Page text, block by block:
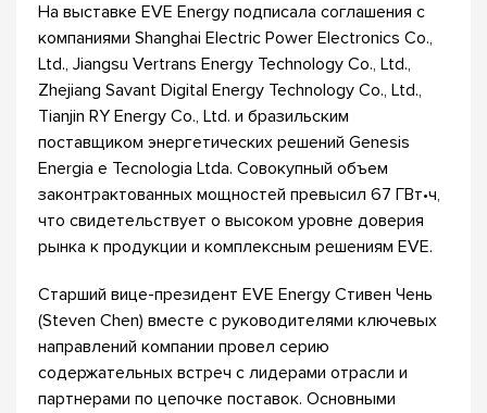
На выставке EVE Energy подписала соглашения с
компаниями Shanghai Electric Power Electronics Co.,
Ltd., Jiangsu Vertrans Energy Technology Co., Ltd.,
Zhejiang Savant Digital Energy Technology Co., Ltd.,
Tianjin RY Energy Co., Ltd. и бразильским
поставщиком энергетических решений Genesis
Energia e Tecnologia Ltda. Совокупный объем
законтрактованных мощностей превысил 67 ГВт•ч,
что свидетельствует о высоком уровне доверия
рынка к продукции и комплексным решениям EVE.
Старший вице-президент EVE Energy Стивен Чень
(Steven Chen) вместе с руководителями ключевых
направлений компании провел серию
содержательных встреч с лидерами отрасли и
партнерами по цепочке поставок. Основными